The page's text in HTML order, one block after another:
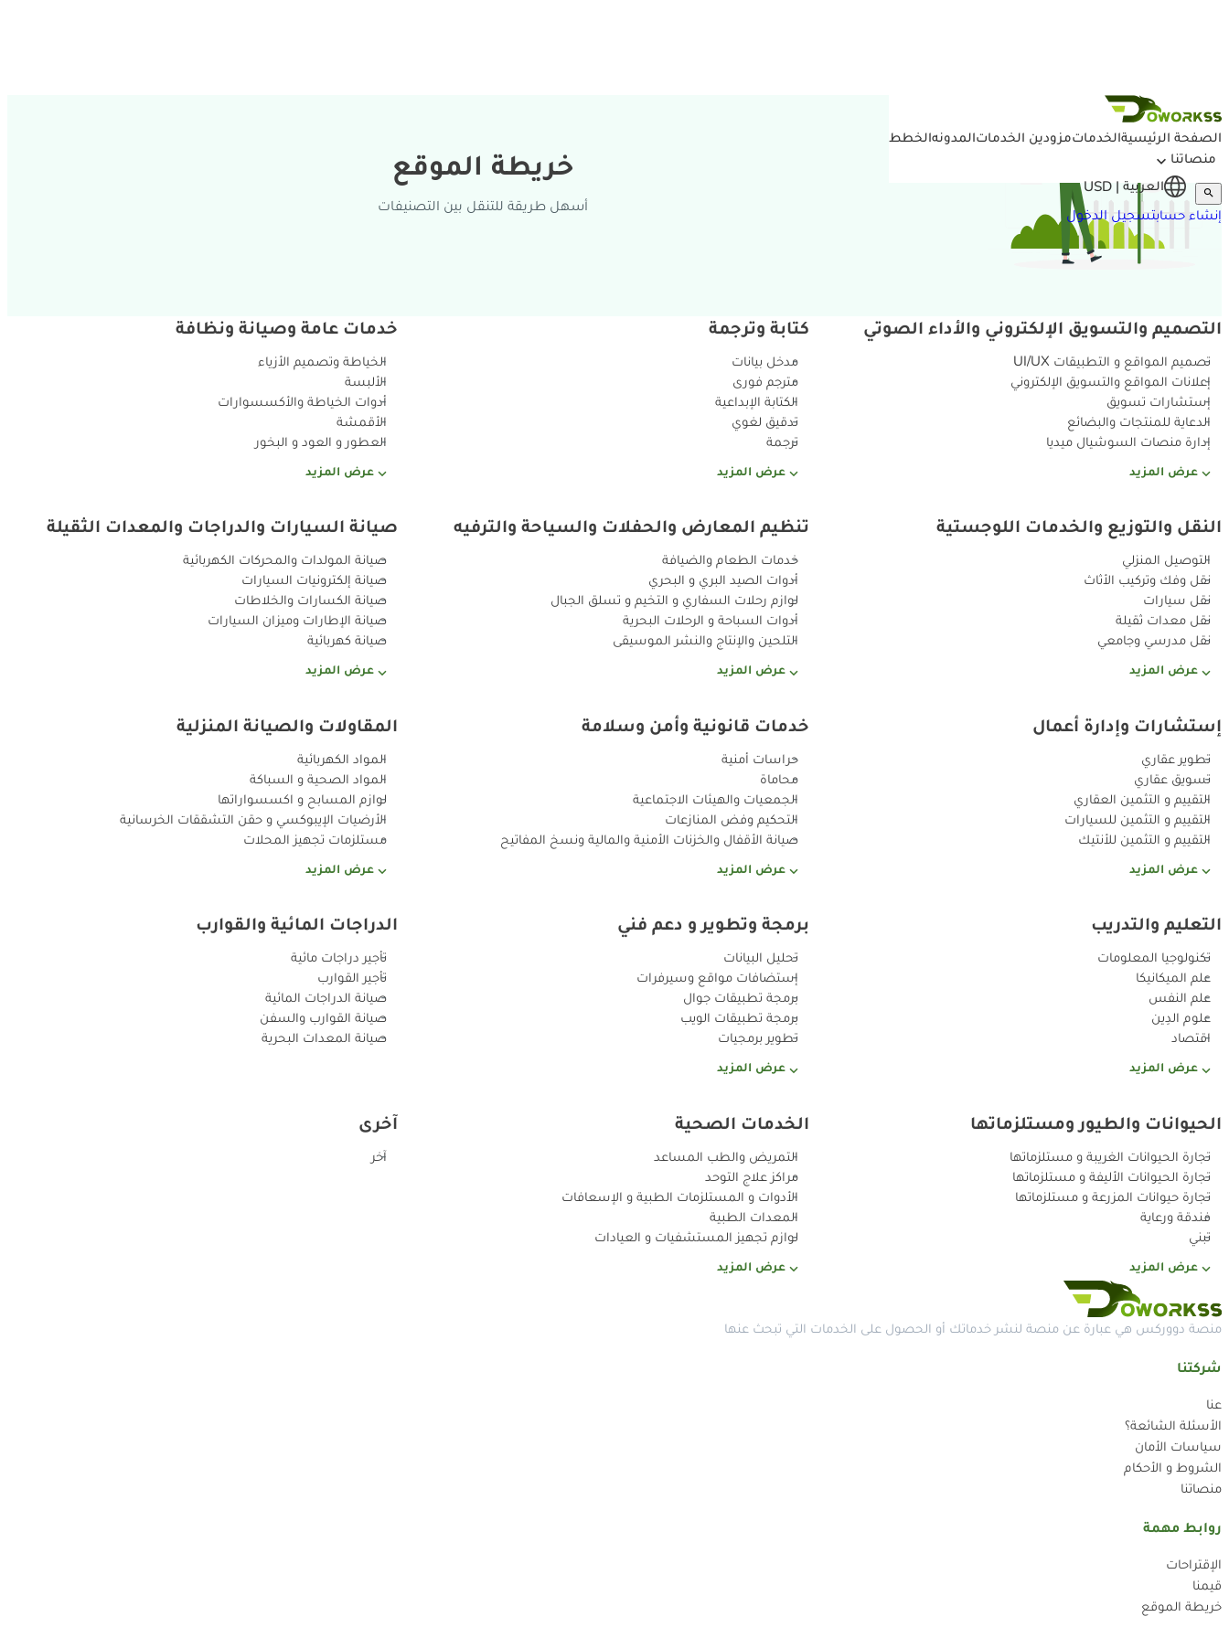
الصفحة الرئيسيةالخدماتمزودين الخدماتالمدونهالخطط
منصاتنا
العربية | USD
إنشاء حسابتسجيل الدخول
خريطة الموقع
أسهل طريقة للتنقل بين التصنيفات
التصميم والتسويق الإلكتروني والأداء الصوتي
تصميم المواقع و التطبيقات UI/UX
إعلانات المواقع والتسويق الإلكتروني
إستشارات تسويق
الدعاية للمنتجات والبضائع
إدارة منصات السوشيال ميديا
عرض المزيد
كتابة وترجمة
مدخل بيانات
مترجم فورى
الكتابة الإبداعية
تدقيق لغوي
ترجمة
عرض المزيد
خدمات عامة وصيانة ونظافة
الخياطة وتصميم الأزياء
الألبسة
أدوات الخياطة والأكسسوارات
الأقمشة
العطور و العود و البخور
عرض المزيد
النقل والتوزيع والخدمات اللوجستية
التوصيل المنزلي
نقل وفك وتركيب الأثاث
نقل سيارات
نقل معدات ثقيلة
نقل مدرسي وجامعي
عرض المزيد
تنظيم المعارض والحفلات والسياحة والترفيه
خدمات الطعام والضيافة
أدوات الصيد البري و البحري
لوازم رحلات السفاري و التخيم و تسلق الجبال
أدوات السباحة و الرحلات البحرية
التلحين والإنتاج والنشر الموسيقى
عرض المزيد
صيانة السيارات والدراجات والمعدات الثقيلة
صيانة المولدات والمحركات الكهربائية
صيانة إلكترونيات السيارات
صيانة الكسارات والخلاطات
صيانة الإطارات وميزان السيارات
صيانة كهربائية
عرض المزيد
إستشارات وإدارة أعمال
تطوير عقاري
تسويق عقاري
التقييم و التثمين العقاري
التقييم و التثمين للسيارات
التقييم و التثمين للأنتيك
عرض المزيد
خدمات قانونية وأمن وسلامة
حراسات أمنية
محاماة
الجمعيات والهيئات الاجتماعية
التحكيم وفض المنازعات
صيانة الأقفال والخزنات الأمنية والمالية ونسخ المفاتيح
عرض المزيد
المقاولات والصيانة المنزلية
المواد الكهربائية
المواد الصحية و السباكة
لوازم المسابح و اكسسواراتها
الأرضيات الإيبوكسي و حقن التشققات الخرسانية
مستلزمات تجهيز المحلات
عرض المزيد
التعليم والتدريب
تكنولوجيا المعلومات
علم الميكانيكا
علم النفس
علوم الدِين
اقتصاد
عرض المزيد
برمجة وتطوير و دعم فني
تحليل البيانات
إستضافات مواقع وسيرفرات
برمجة تطبيقات جوال
برمجة تطبيقات الويب
تطوير برمجيات
عرض المزيد
الدراجات المائية والقوارب
تأجير دراجات مائية
تأجير القوارب
صيانة الدراجات المائية
صيانة القوارب والسفن
صيانة المعدات البحرية
الحيوانات والطيور ومستلزماتها
تجارة الحيوانات الغريبة و مستلزماتها
تجارة الحيوانات الأليفة و مستلزماتها
تجارة حيوانات المزرعة و مستلزماتها
فندقة ورعاية
تبني
عرض المزيد
الخدمات الصحية
التمريض والطب المساعد
مراكز علاج التوحد
الأدوات و المستلزمات الطبية و الإسعافات
المعدات الطبية
لوازم تجهيز المستشفيات و العيادات
عرض المزيد
آخرى
آخر
منصة دووركس هي عبارة عن منصة لنشر خدماتك أو الحصول على الخدمات التي تبحث عنها
شركتنا
عنا
الأسئلة الشائعة؟
سياسات الأمان
الشروط و الأحكام
منصاتنا
روابط مهمة
الإقتراحات
قيمنا
خريطة الموقع